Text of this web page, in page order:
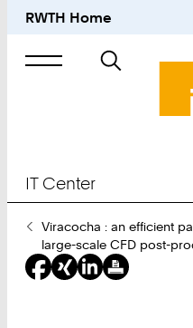
RWTH Home
Suche
nach
IT Center
Sie
sind
hier:
Viracocha : an efficient
large-scale CFD post-